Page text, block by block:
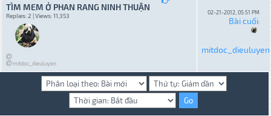
TÌM MEM Ở PHAN RANG NINH THUẬN
Replies: 2 | Views: 11,353
mitdoc_dieuluyen
02-21-2012, 05:51 PM
Bài cuối:
mitdoc_dieuluyen